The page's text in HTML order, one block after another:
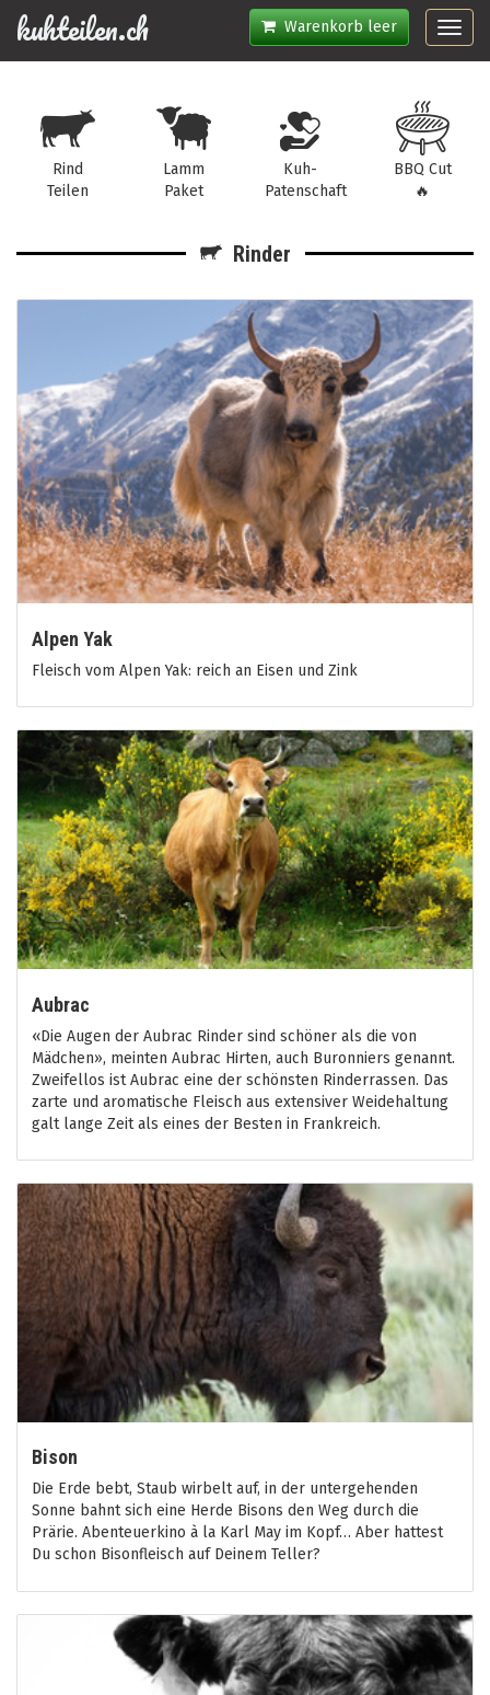
Warenkorb leer
kuhteilen.ch
Rind
Teilen
Lamm
Paket
Kuh-
Patenschaft
BBQ Cut
🔥
Rinder
Alpen Yak
Fleisch vom Alpen Yak: reich an Eisen und Zink
Aubrac
«Die Augen der Aubrac Rinder sind schöner als die von
Mädchen», meinten Aubrac Hirten, auch Buronniers genannt.
Zweifellos ist Aubrac eine der schönsten Rinderrassen. Das
zarte und aromatische Fleisch aus extensiver Weidehaltung
galt lange Zeit als eines der Besten in Frankreich.
Bison
Die Erde bebt, Staub wirbelt auf, in der untergehenden
Sonne bahnt sich eine Herde Bisons den Weg durch die
Prärie. Abenteuerkino à la Karl May im Kopf… Aber hattest
Du schon Bisonfleisch auf Deinem Teller?